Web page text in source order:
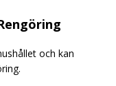
och kan